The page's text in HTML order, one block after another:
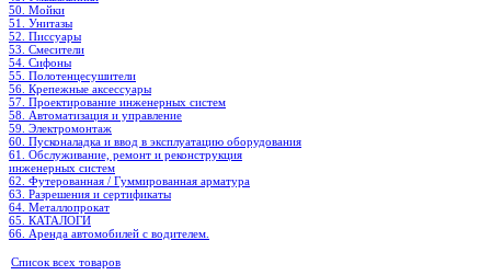
50. Мойки
51. Унитазы
52. Писсуары
53. Смесители
54. Сифоны
55. Полотенцесушители
56. Крепежные аксессуары
57. Проектирование инженерных систем
58. Автоматизация и управление
59. Электромонтаж
60. Пусконаладка и ввод в эксплуатацию оборудования
61. Обслуживание, ремонт и реконструкция
инженерных систем
62. Футерованная / Гуммированная арматура
63. Разрешения и сертификаты
64. Металлопрокат
65. КАТАЛОГИ
66. Аренда автомобилей с водителем.
Список всех товаров